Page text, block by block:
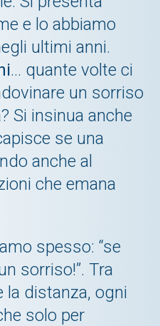
e lo abbiamo
ultimi anni.
… quante volte ci
un sorriso
Si insinua anche
se una
anche al
che emana
spesso: “se
sorriso!”. Tra
la distanza, ogni
solo per